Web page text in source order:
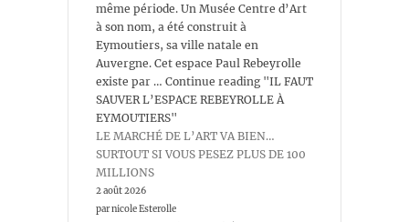
même période. Un Musée Centre d’Art
à son nom, a été construit à
Eymoutiers, sa ville natale en
Auvergne. Cet espace Paul Rebeyrolle
existe par … Continue reading "IL FAUT
SAUVER L’ESPACE REBEYROLLE À
EYMOUTIERS"
LE MARCHÉ DE L’ART VA BIEN…
SURTOUT SI VOUS PESEZ PLUS DE 100
MILLIONS
2 août 2026
par nicole Esterolle